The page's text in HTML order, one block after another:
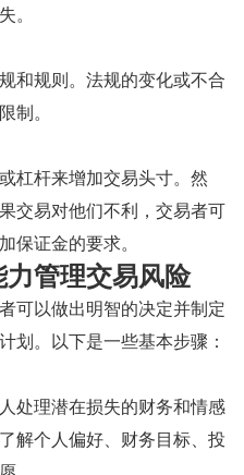
。
和规则。法规的变化或不合
制。
杠杆来增加交易头寸。然
交易对他们不利，交易者可
保证金的要求。
管理交易风险
可以做出明智的决定并制定
划。以下是一些基本步骤：
处理潜在损失的财务和情感
解个人偏好、财务目标、投